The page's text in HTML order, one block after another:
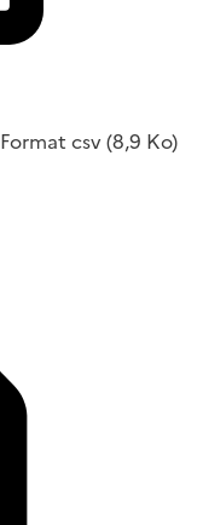
Format csv(8,9 Ko)